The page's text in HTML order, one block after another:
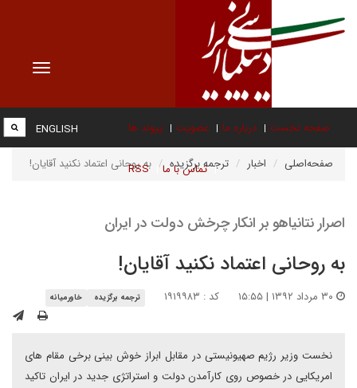
Toggle
صفحه نخست درباره ما عضویت پیوند ها
تماس با ما RSS
ENGLISH
صفحه‌اصلی اخبار ترجمه برگزیده به روحانی اعتماد نکنید آقایان!
اصرار نتانیاهو بر انکار چرخش دولت در ایران
به روحانی اعتماد نکنید آقایان!
کد : ۱۹۱۹۹۸۳ ترجمه برگزیده خاورمیانه
نخست وزیر رژیم صهیونیستی در مقابل ابراز خوش بینی برخی مقام های
امریکایی در خصوص روی کارآمدن دولت و استراتژی جدید در ایران تاکید